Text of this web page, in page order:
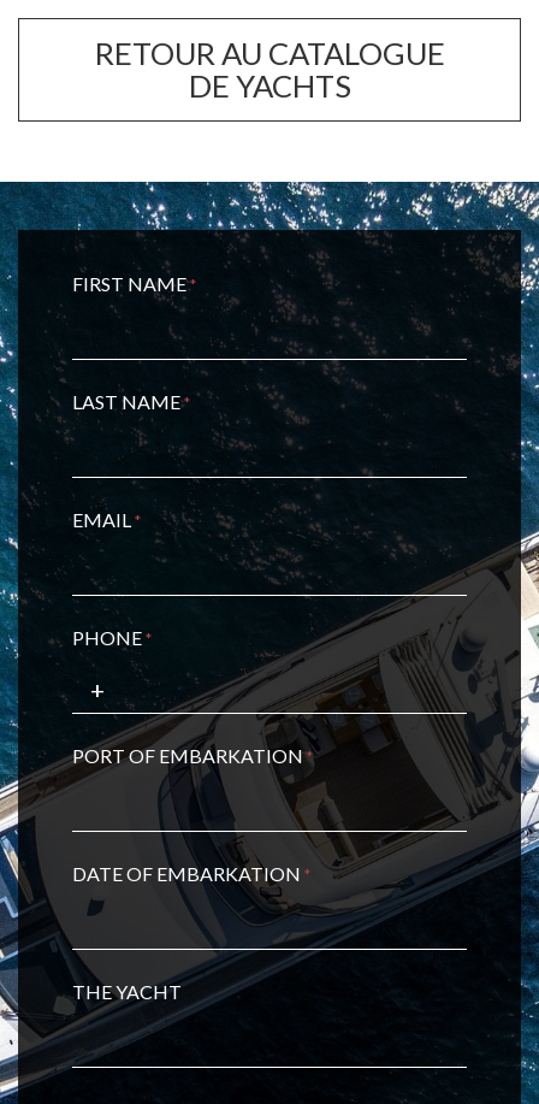
RETOUR AU CATALOGUE
DE YACHTS
FIRST NAME*
LAST NAME*
EMAIL*
PHONE*
PORT OF EMBARKATION*
DATE OF EMBARKATION *
THE YACHT